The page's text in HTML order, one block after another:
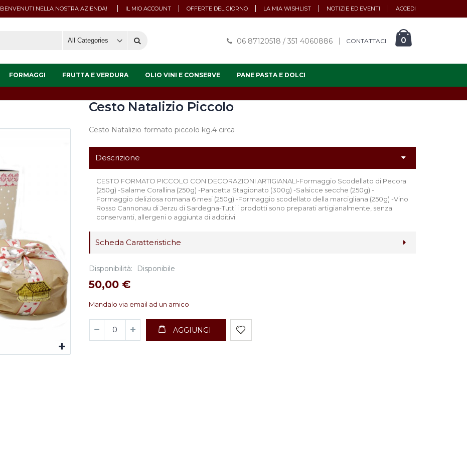
IL MIO ACCOUNT OFFERTE DEL GIORNO LA MIA WISHLIST NOTIZIE ED EVENTI ACCEDI
BENVENUTI NELLA NOSTRA AZIENDA!
06 87120518 / 351 4060886 CONTATTACI 0
FORMAGGI FRUTTA E VERDURA OLIO VINI E CONSERVE PANE PASTA E DOLCI
Cesto Natalizio Piccolo
Cesto Natalizio formato piccolo kg.4 circa
Descrizione
CESTO FORMATO PICCOLO CON DECORAZIONI ARTIGIANALI-Formaggio Scodellato di Pecora
(250g) -Salame Corallina (250g) -Pancetta Stagionato (300g) -Salsicce secche (250g) -
Formaggio deliziosa romana 6 mesi (250g) -Formaggio scodellato della marcigliana (250g) -Vino
Rosso Cannonau di Jerzu di Sardegna-Tutti i prodotti sono preparati artigianalmente, senza
conservanti, allergeni o aggiunta di additivi.
Scheda Caratteristiche
Disponibilità: Disponibile
50,00 €
Mandalo via email ad un amico
AGGIUNGI